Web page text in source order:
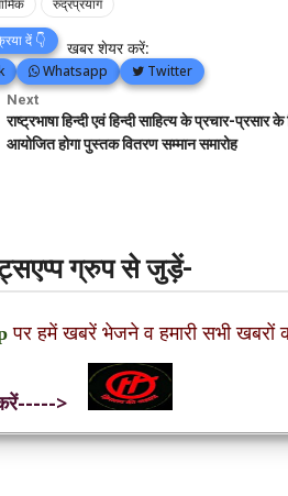
रुद्रप्रयाग
दें 👇
खबर शेयर करें:
Whatsapp Twitter
Next
राष्ट्रभाषा हिन्दी एवं हिन्दी साहित्य के प्रचार-प्रसार के
आयोजित होगा पुस्तक वितरण सम्मान समारोह
ग्रुप से जुड़ें-
पर हमें खबरें भेजने व हमारी सभी
>